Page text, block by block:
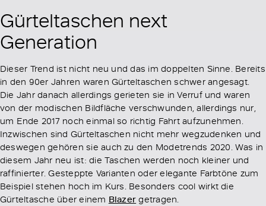
Gürteltaschen next
Generation
Dieser Trend ist nicht neu und das im doppelten Sinne. Bereits
in den 90er Jahren waren Gürteltaschen schwer angesagt.
Die Jahr danach allerdings gerieten sie in Verruf und waren
von der modischen Bildfläche verschwunden, allerdings nur,
um Ende 2017 noch einmal so richtig Fahrt aufzunehmen.
Inzwischen sind Gürteltaschen nicht mehr wegzudenken und
deswegen gehören sie auch zu den Modetrends 2020. Was in
diesem Jahr neu ist: die Taschen werden noch kleiner und
raffinierter. Gesteppte Varianten oder elegante Farbtöne zum
Beispiel stehen hoch im Kurs. Besonders cool wirkt die
Gürteltasche über einem Blazer getragen.